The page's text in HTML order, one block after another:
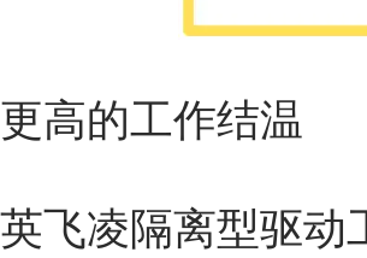
更高的工作结温
英飞凌隔离型驱动